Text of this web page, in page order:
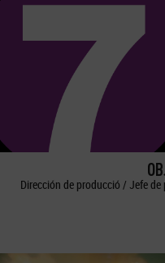
Dirección de producció / Jefe de